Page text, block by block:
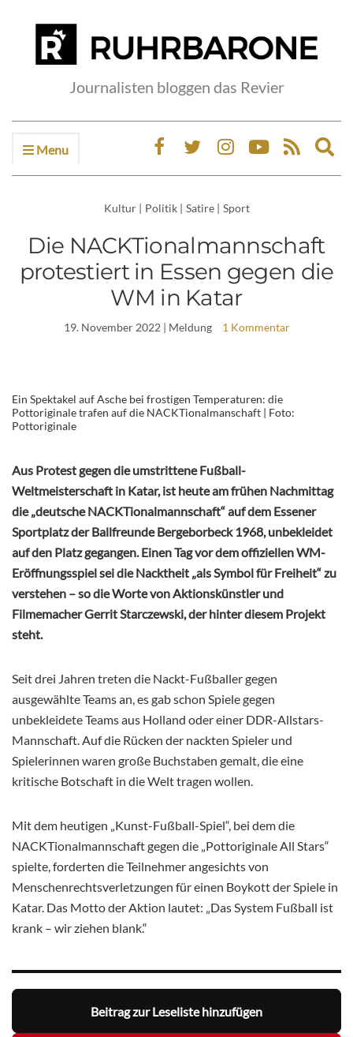
Journalisten bloggen das Revier
Menu
Kultur | Politik | Satire | Sport
Die NACKTionalmannschaft
protestiert in Essen gegen die
WM in Katar
19. November 2022| Meldung 1 Kommentar
Ein Spektakel auf Asche bei frostigen Temperaturen: die
Pottoriginale trafen auf die NACKTionalmanschaft | Foto:
Pottoriginale
Aus Protest gegen die umstrittene Fußball-
Weltmeisterschaft in Katar, ist heute am frühen Nachmittag
die „deutsche NACKTionalmannschaft“ auf dem Essener
Sportplatz der Ballfreunde Bergeborbeck 1968, unbekleidet
auf den Platz gegangen. Einen Tag vor dem offiziellen WM-
Eröffnungsspiel sei die Nacktheit „als Symbol für Freiheit“ zu
verstehen – so die Worte von Aktionskünstler und
Filmemacher Gerrit Starczewski, der hinter diesem Projekt
steht.
Seit drei Jahren treten die Nackt-Fußballer gegen
ausgewählte Teams an, es gab schon Spiele gegen
unbekleidete Teams aus Holland oder einer DDR-Allstars-
Mannschaft. Auf die Rücken der nackten Spieler und
Spielerinnen waren große Buchstaben gemalt, die eine
kritische Botschaft in die Welt tragen wollen.
Mit dem heutigen „Kunst-Fußball-Spiel“, bei dem die
NACKTionalmannschaft gegen die „Pottoriginale All Stars“
spielte, forderten die Teilnehmer angesichts von
Menschenrechtsverletzungen für einen Boykott der Spiele in
Katar. Das Motto der Aktion lautet: „Das System Fußball ist
krank – wir ziehen blank.“
Beitrag zur Leseliste hinzufügen